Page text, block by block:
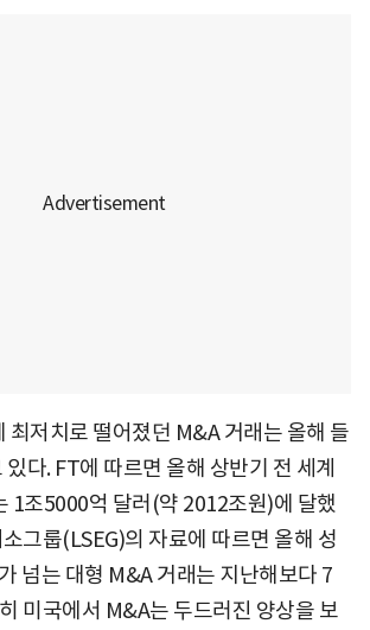
최저치로 떨어졌던 M&A 거래는 올해 들
다. FT에 따르면 올해 상반기 전 세계
1조5000억 달러(약 2012조원)에 달했
그룹(LSEG)의 자료에 따르면 올해 성
넘는 대형 M&A 거래는 지난해보다 7
미국에서 M&A는 두드러진 양상을 보